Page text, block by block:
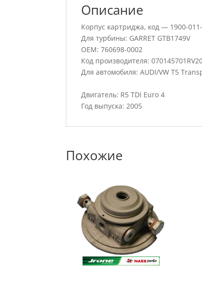
Описание
Корпус картриджа, код — 1900-
Для турбины: GARRET GTB1749V
OEM: 760698-0002
Код производителя:
Для автомобиля: AUDI/VW T5
Двигатель: R5 TDI Euro 4
Год выпуска: 2005
Похожие